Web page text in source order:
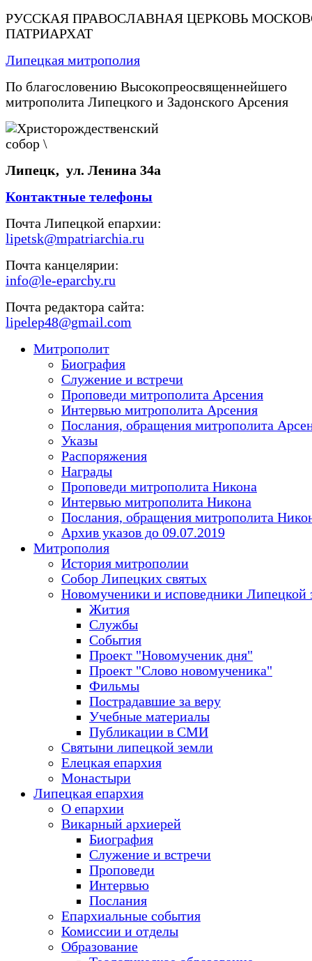
РУССКАЯ ПРАВОСЛАВНАЯ ЦЕРКОВЬ
ПАТРИАРХАТ
Липецкая митрополия
По благословению Высокопреосвященнейшего
митрополита Липецкого и Задонского Арсения
Липецк, ул. Ленина 34а
Контактные телефоны
Почта Липецкой епархии:
lipetsk@mpatriarchia.ru
Почта канцелярии:
info@le-eparchy.ru
Почта редактора сайта:
lipelep48@gmail.com
Митрополит
Биография
Служение и встречи
Проповеди митрополита Арсения
Интервью митрополита Арсения
Послания, обращения митрополита
Указы
Распоряжения
Награды
Проповеди митрополита Никона
Интервью митрополита Никона
Послания, обращения митрополита
Архив указов до 09.07.2019
Митрополия
История митрополии
Собор Липецких святых
Новомученики и исповедники Липецкой
Жития
Службы
События
Проект "Новомученик дня"
Проект "Слово новомученика"
Фильмы
Пострадавшие за веру
Учебные материалы
Публикации в СМИ
Святыни липецкой земли
Елецкая епархия
Монастыри
Липецкая епархия
О епархии
Викарный архиерей
Биография
Служение и встречи
Проповеди
Интервью
Послания
Епархиальные события
Комиссии и отделы
Образование